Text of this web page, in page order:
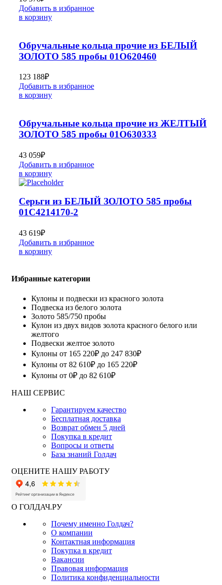
Добавить в избранное
в корзину
Обручальные кольца прочие из БЕЛЫЙ
ЗОЛОТО 585 пробы 01О620460
123 188₽
Добавить в избранное
в корзину
Обручальные кольца прочие из ЖЕЛТЫЙ
ЗОЛОТО 585 пробы 01О630333
43 059₽
Добавить в избранное
в корзину
Серьги из БЕЛЫЙ ЗОЛОТО 585 пробы
01С4214170-2
43 619₽
Добавить в избранное
в корзину
Избранные категории
Кулоны и подвески из красного золота
Подвеска из белого золота
Золото 585/750 пробы
Кулон из двух видов золота красного белого или
желтого
Подвески желтое золото
Кулоны от 165 220₽ до 247 830₽
Кулоны от 82 610₽ до 165 220₽
Кулоны от 0₽ до 82 610₽
НАШ СЕРВИС
Гарантируем качество
Бесплатная доставка
Возврат обмен 5 дней
Покупка в кредит
Вопросы и ответы
База знаний Голдач
ОЦЕНИТЕ НАШУ РАБОТУ
О ГОЛДАЧ.РУ
Почему именно Голдач?
О компании
Контактная информация
Покупка в кредит
Вакансии
Правовая информация
Политика конфиденциальности